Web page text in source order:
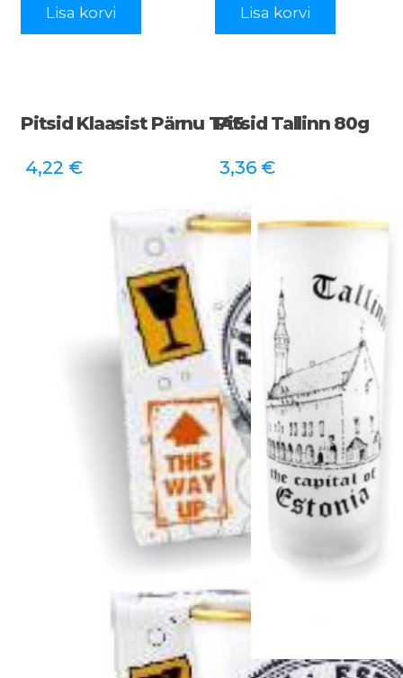
Lisa korvi Lisa korvi
Pitsid Klaasist Pärnu TA5
4,22 €
Pitsid Tallinn 80g
3,36 €